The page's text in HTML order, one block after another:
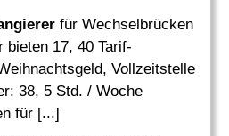
für Wechselbrücken
bieten 17, 40 Tarif-
Vollzeitstelle
38, 5 Std. / Woche
für [...]